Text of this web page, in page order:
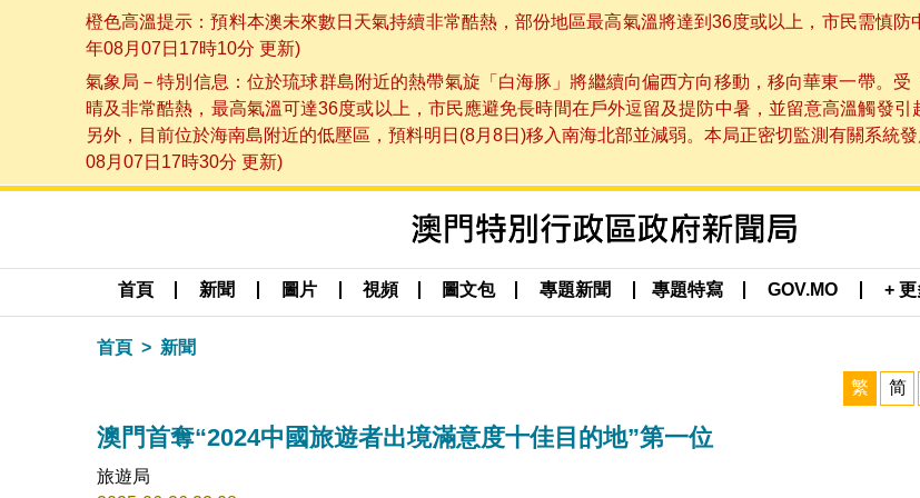
橙色高溫提示：預料本澳未來數日天氣持續非常酷熱，部份地區最高氣溫將達到36度或以上，市民需慎
年08月07日17時10分 更新)
氣象局－特別信息：位於琉球群島附近的熱帶氣旋「白海豚」將繼續向偏西方向移動，移向華東一帶。
晴及非常酷熱，最高氣溫可達36度或以上，市民應避免長時間在戶外逗留及提防中暑，並留意高溫觸發
另外，目前位於海南島附近的低壓區，預料明日(8月8日)移入南海北部並減弱。本局正密切監測有關系統
08月07日17時30分 更新)
首頁 新聞 圖片 視頻 圖文包 專題新聞 專題特寫 GOV.MO +
首頁 新聞
繁 简
澳門首奪“2024中國旅遊者出境滿意度十佳目的地”第一位
旅遊局